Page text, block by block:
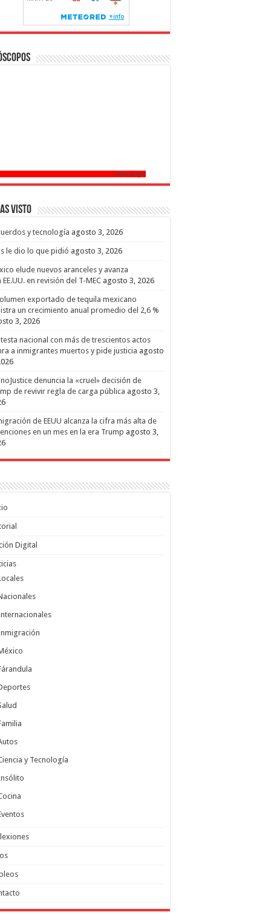
Horoscopo
Visto
y tecnología agosto 3, 2026
le dio lo que pidió agosto 3, 2026
elude nuevos aranceles y avanza
EE.UU. en revisión del T-MEC agosto 3, 2026
exportado de tequila mexicano
un crecimiento anual promedio del 2,6 %
3, 2026
nacional con más de trescientos actos
a inmigrantes muertos y pide justicia agosto
denuncia la «cruel» decisión de
de revivir regla de carga pública agosto 3,
de EEUU alcanza la cifra más alta de
en un mes en la era Trump agosto 3,
Digital
y Tecnología